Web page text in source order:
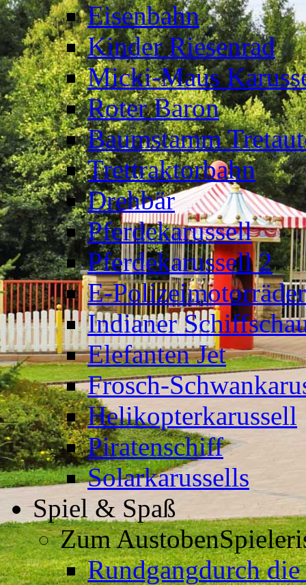
Eisenbahn
Kinder Riesenrad
Micki-Maus
Roter Baron
Baumstamm
Trettraktorbahn
Drehbär
Pferdekarussell
Pferdekarussell 2
E-Polizeimotorräder
Indianer
Elefanten Jet
Frosch-
Helikopterkarussell
Piratenschiff
Solarkarussells
Spiel & Spaß
Zum Austoben
Rundgangdurch